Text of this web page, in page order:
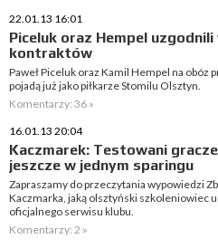
22.01.13 16:01
Piceluk oraz Hempel
kontraktów
Paweł Piceluk oraz Kamil Hempel na obóz
pojadą już jako piłkarze Stomilu Olsztyn.
Komentarzy: 36 »
16.01.13 20:04
Kaczmarek: Testowani
jeszcze w jednym sparingu
Zapraszamy do przeczytania wypowiedzi
Kaczmarka, jaką olsztyński szkoleniowiec
oficjalnego serwisu klubu.
Komentarzy: 2 »